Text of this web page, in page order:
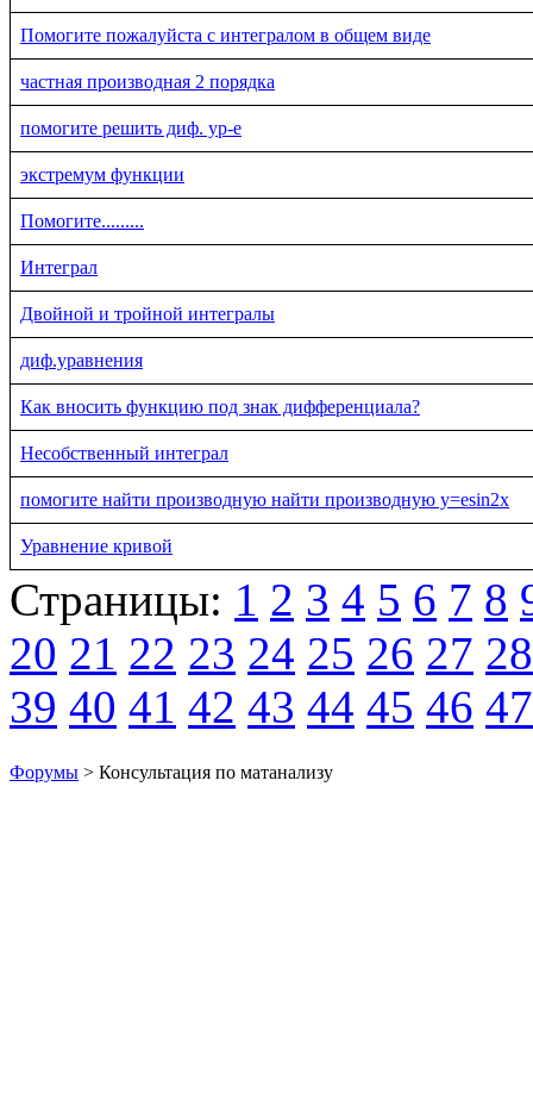
Помогите пожалуйста с интегралом в общем виде
частная производная 2 порядка
помогите решить диф. ур-е
экстремум функции
Помогите.........
Интеграл
Двойной и тройной интегралы
диф.уравнения
Как вносить функцию под знак дифференциала?
Несобственный интеграл
помогите найти производную найти производную y=esin2x
Уравнение кривой
Страницы: 1 2 3 4 5 6 7 8
20 21 22 23 24 25 26 27 28
39 40 41 42 43 44 45 46 47
Форумы > Консультация по матанализу